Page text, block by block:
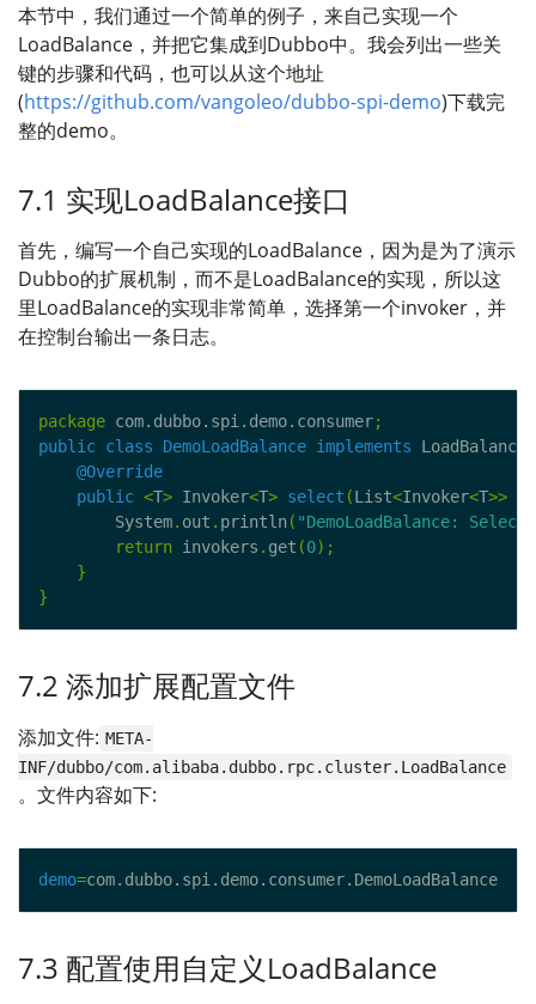
本节中，我们通过一个简单的例子，来自己实现一个
LoadBalance，并把它集成到Dubbo中。我会列出一些关
键的步骤和代码，也可以从这个地址
(https://github.com/vangoleo/dubbo-spi-demo)下载完
整的demo。
7.1 实现LoadBalance接口
首先，编写一个自己实现的LoadBalance，因为是为了演示
Dubbo的扩展机制，而不是LoadBalance的实现，所以这
里LoadBalance的实现非常简单，选择第一个invoker，并
在控制台输出一条日志。
package com.dubbo.spi.demo.consumer;
public class DemoLoadBalance implements LoadBalance
@Override
public <T> Invoker<T> select (List<Invoker<T>>
        System
. out . println( "DemoLoadBalance:
return invokers . get (0);
}
}
7.2 添加扩展配置文件
添加文件: META-
INF/dubbo/com.alibaba.dubbo.rpc.cluster.LoadBalance
。文件内容如下:
demo=
7.3 配置使用自定义LoadBalance